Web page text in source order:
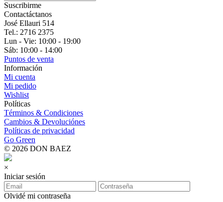
Suscribirme
Contactáctanos
José Ellauri 514
Tel.: 2716 2375
Lun - Vie: 10:00 - 19:00
Sáb: 10:00 - 14:00
Puntos de venta
Información
Mi cuenta
Mi pedido
Wishlist
Políticas
Términos & Condiciones
Cambios & Devoluciónes
Políticas de privacidad
Go Green
© 2026 DON BAEZ
×
Iniciar sesión
Olvidé mi contraseña